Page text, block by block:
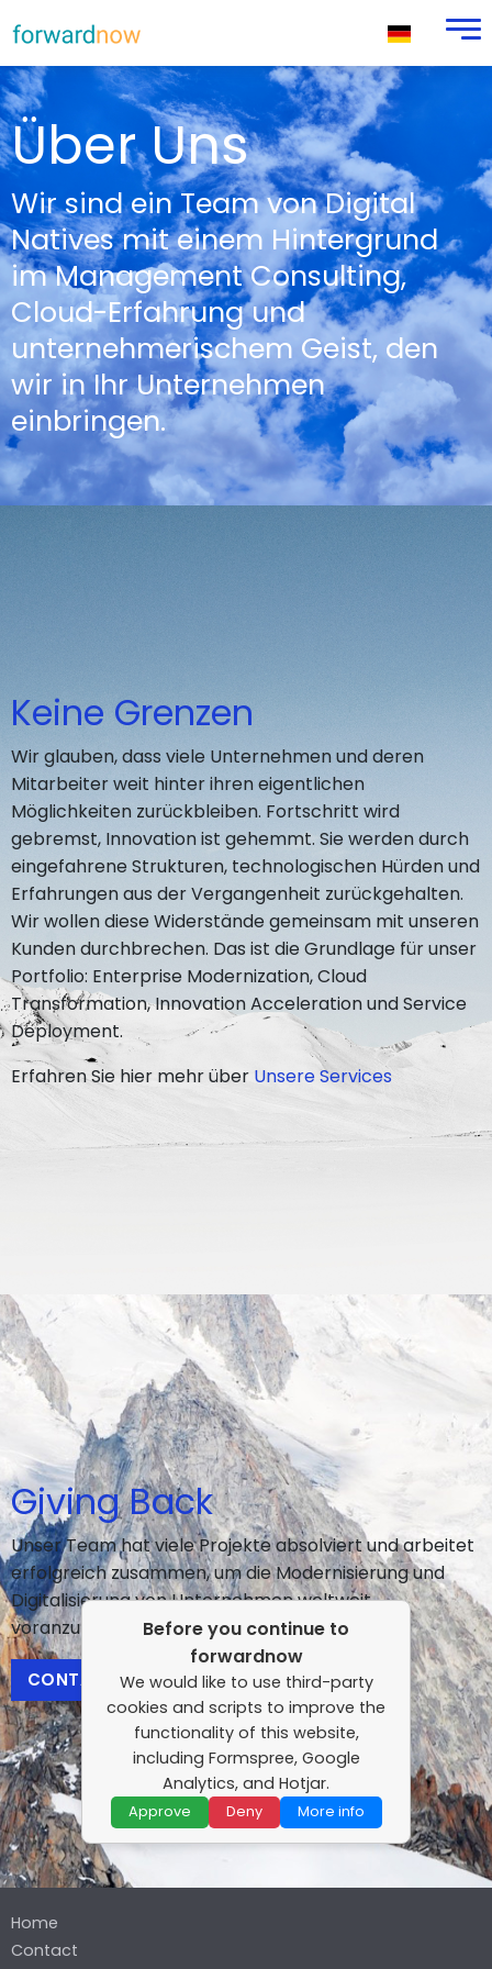
Before you continue to
forwardnow
We would like to use third-party
cookies and scripts to improve the
functionality of this website,
including Formspree, Google
Analytics, and Hotjar.
Approve Deny More info
Über Uns
Wir sind ein Team von Digital
Natives mit einem Hintergrund
im Management Consulting,
Cloud-Erfahrung und
unternehmerischem Geist, den
wir in Ihr Unternehmen
einbringen.
Keine Grenzen
Wir glauben, dass viele Unternehmen und deren
Mitarbeiter weit hinter ihren eigentlichen
Möglichkeiten zurückbleiben. Fortschritt wird
gebremst, Innovation ist gehemmt. Sie werden durch
eingefahrene Strukturen, technologischen Hürden und
Erfahrungen aus der Vergangenheit zurückgehalten.
Wir wollen diese Widerstände gemeinsam mit unseren
Kunden durchbrechen. Das ist die Grundlage für unser
Portfolio: Enterprise Modernization, Cloud
Transformation, Innovation Acceleration und Service
Deployment.
Erfahren Sie hier mehr über Unsere Services
Giving Back
Unser Team hat viele Projekte absolviert und arbeitet
erfolgreich zusammen, um die Modernisierung und
Digitalisierung von Unternehmen weltweit
voranzutreiben.
CONTACT US
Home
Contact